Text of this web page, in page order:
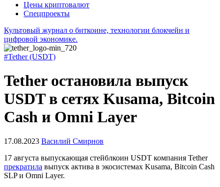
Цены криптовалют
Спецпроекты
Культовый журнал о биткоине, технологии блокчейн и
цифровой экономике.
#Tether (USDT)
Tether остановила выпуск
USDT в сетях Kusama, Bitcoin
Cash и Omni Layer
17.08.2023 Василий Смирнов
17 августа выпускающая стейблкоин USDT компания Tether
прекратила выпуск актива в экосистемах Kusama, Bitcoin Cash
SLP и Omni Layer.